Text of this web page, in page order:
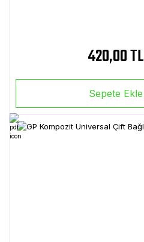
420,00 TL
Sepete Ekle